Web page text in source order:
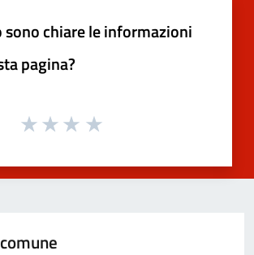
sono chiare le informazioni
pagina?